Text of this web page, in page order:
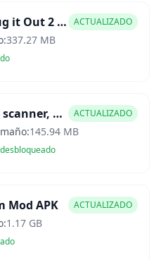
Slugterra: Slug it Out 2 Mod APK ACTUALIZADO
337.27 MB
CamScanner- scanner, PDF maker Mod APK ACTUALIZADO
145.94 MB
desbloqueado
Mod APK ACTUALIZADO
1.17 GB